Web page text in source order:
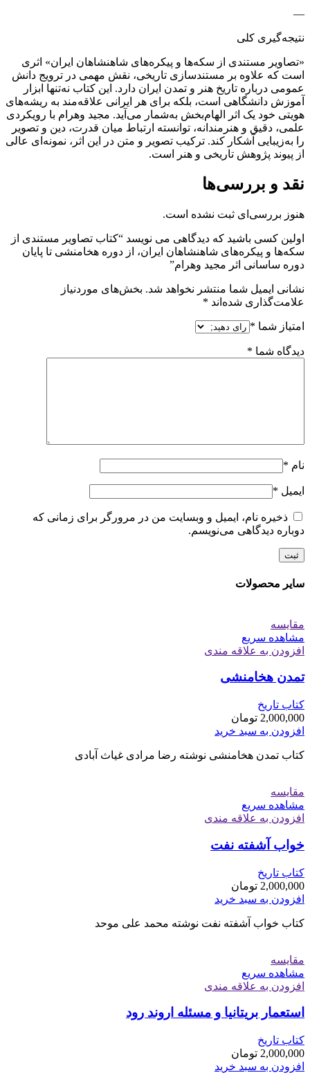
—
نتیجه‌گیری کلی
«تصاویر مستندی از سکه‌ها و پیکره‌های شاهنشاهان ایران» اثری
است که علاوه بر مستندسازی تاریخی، نقش مهمی در ترویج دانش
عمومی درباره تاریخ هنر و تمدن ایران دارد. این کتاب نه‌تنها ابزار
آموزش دانشگاهی است، بلکه برای هر ایرانی علاقه‌مند به ریشه‌های
هویتی خود یک اثر الهام‌بخش به‌شمار می‌آید. مجید وهرام با رویکردی
علمی، دقیق و هنرمندانه، توانسته ارتباط میان قدرت، دین و تصویر
را به‌زیبایی آشکار کند. ترکیب تصویر و متن در این اثر، نمونه‌ای عالی
از پیوند پژوهش تاریخی و هنر است.
نقد و بررسی‌ها
هنوز بررسی‌ای ثبت نشده است.
اولین کسی باشید که دیدگاهی می نویسد “کتاب تصاویر مستندی از
سکه‌ها و پیکره‌های شاهنشاهان ایران، از دوره هخامنشی تا پایان
دوره ساسانی اثر مجید وهرام”
نشانی ایمیل شما منتشر نخواهد شد. بخش‌های موردنیاز
علامت‌گذاری شده‌اند *
امتیاز شما *
دیدگاه شما *
نام *
ایمیل *
ذخیره نام، ایمیل و وبسایت من در مرورگر برای زمانی که
دوباره دیدگاهی می‌نویسم.
سایر محصولات
مقایسه
مشاهده سریع
افزودن به علاقه مندی
تمدن هخامنشی
کتاب تاریخ
2,000,000 تومان
افزودن به سبد خرید
کتاب تمدن هخامنشی نوشته رضا مرادی غیاث آبادی
مقایسه
مشاهده سریع
افزودن به علاقه مندی
خواب آشفته نفت
کتاب تاریخ
2,000,000 تومان
افزودن به سبد خرید
کتاب خواب آشفته نفت نوشته محمد علی موحد
مقایسه
مشاهده سریع
افزودن به علاقه مندی
استعمار بریتانیا و مسئله اروند رود
کتاب تاریخ
2,000,000 تومان
افزودن به سبد خرید